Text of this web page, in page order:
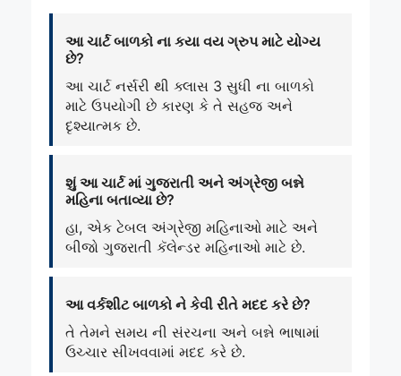
આ ચાર્ટ બાળકો ના કયા વય ગ્રુપ માટે યોગ્ય
છે?
આ ચાર્ટ નર્સરી થી ક્લાસ 3 સુધી ના બાળકો
માટે ઉપયોગી છે કારણ કે તે સહજ અને
દૃશ્યાત્મક છે.
શું આ ચાર્ટ માં ગુજરાતી અને અંગ્રેજી બન્ને
મહિના બતાવ્યા છે?
હા, એક ટેબલ અંગ્રેજી મહિનાઓ માટે અને
બીજો ગુજરાતી કૅલેન્ડર મહિનાઓ માટે છે.
આ વર્કશીટ બાળકો ને કેવી રીતે મદદ કરે છે?
તે તેમને સમય ની સંરચના અને બન્ને ભાષામાં
ઉચ્ચાર સીખવવામાં મદદ કરે છે.